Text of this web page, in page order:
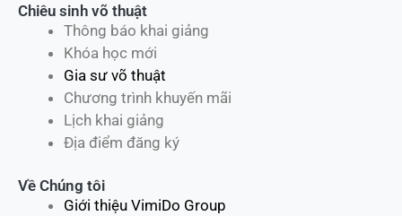
Chiêu sinh võ thuật
Thông báo khai giảng
Khóa học mới
Gia sư võ thuật
Chương trình khuyến mãi
Lịch khai giảng
Địa điểm đăng ký
Về Chúng tôi
Giới thiệu VimiDo Group